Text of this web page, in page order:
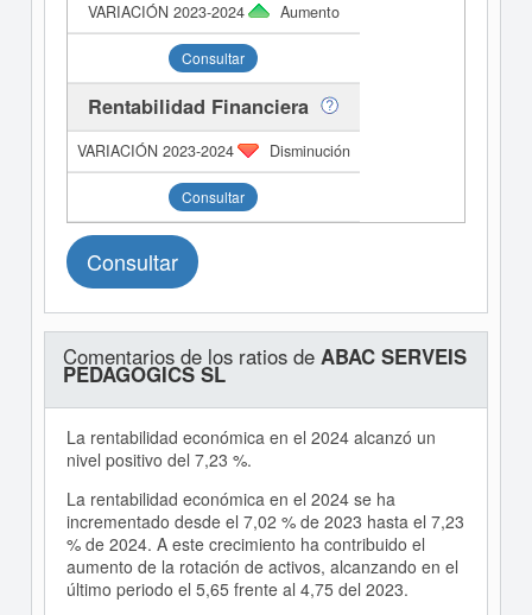
Aumento
Consultar
Rentabilidad Financiera
Disminución
Consultar
Consultar
Comentarios de los ratios de ABAC SERVEIS
PEDAGOGICS SL
La rentabilidad económica en el 2024 alcanzó un
nivel positivo del 7,23 %.
La rentabilidad económica en el 2024 se ha
incrementado desde el 7,02 % de 2023 hasta el 7,23
% de 2024. A este crecimiento ha contribuido el
aumento de la rotación de activos, alcanzando en el
último periodo el 5,65 frente al 4,75 del 2023.